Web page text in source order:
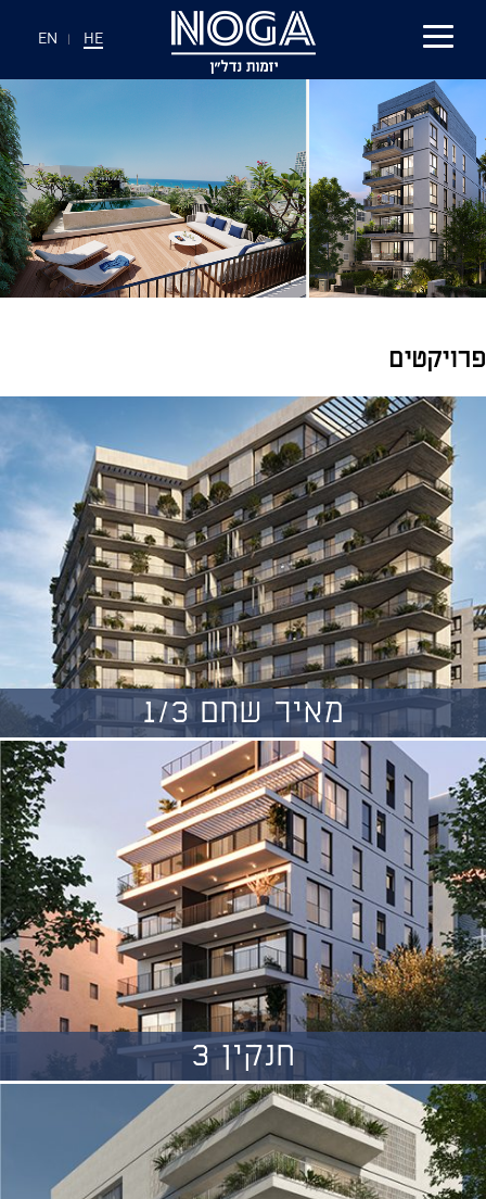
EN | HE
מאיר שחם 1/3
חנקין 3